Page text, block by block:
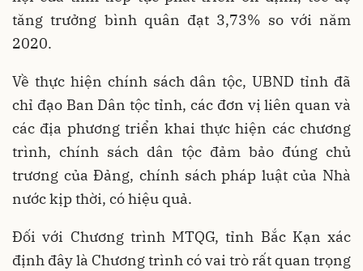
tăng trưởng bình quân đạt 3,73% so với năm
2020.
Về thực hiện chính sách dân tộc, UBND tỉnh đã
chỉ đạo Ban Dân tộc tỉnh, các đơn vị liên quan và
các địa phương triển khai thực hiện các chương
trình, chính sách dân tộc đảm bảo đúng chủ
trương của Đảng, chính sách pháp luật của Nhà
nước kịp thời, có hiệu quả.
Đối với Chương trình MTQG, tỉnh Bắc Kạn xác
định đây là Chương trình có vai trò rất quan trọng